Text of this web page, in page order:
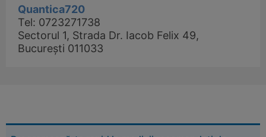
Quantica720
Tel: 0723271738
Sectorul 1, Strada Dr. Iacob Felix 49,
București 011033